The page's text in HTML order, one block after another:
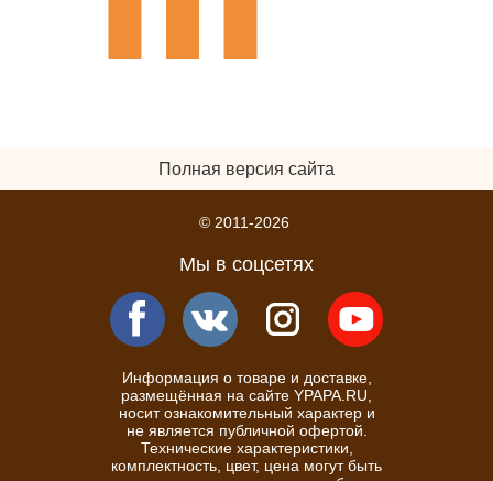
Полная версия сайта
© 2011-2026
Мы в соцсетях
Информация о товаре и доставке,
размещённая на сайте YPAPA.RU,
носит ознакомительный характер и
не является публичной офертой.
Технические характеристики,
комплектность, цвет, цена могут быть